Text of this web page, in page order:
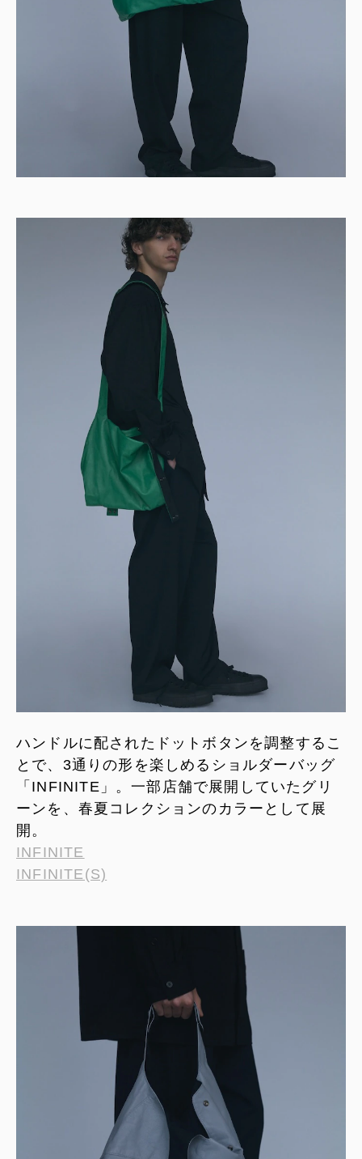
ハンドルに配されたドットボタンを調整するこ
とで、3通りの形を楽しめるショルダーバッグ
「INFINITE」。一部店舗で展開していたグリ
ーンを、春夏コレクションのカラーとして展
開。
INFINITE
INFINITE(S)